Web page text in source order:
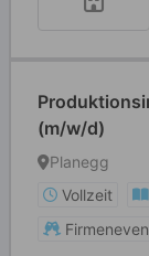
(m/w/d)
Planegg
Vollzeit